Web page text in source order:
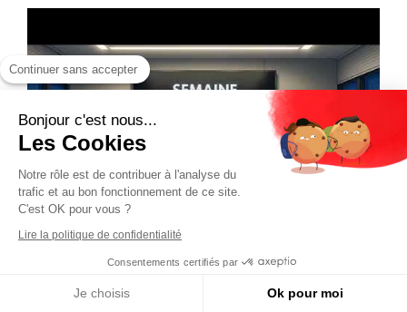
Continuer sans accepter
Bonjour c'est nous...
Les Cookies
Notre rôle est de contribuer à l'analyse du
trafic et au bon fonctionnement de ce site.
C'est OK pour vous ?
Lire la politique de confidentialité
Consentements certifiés par
Je choisis Ok pour moi